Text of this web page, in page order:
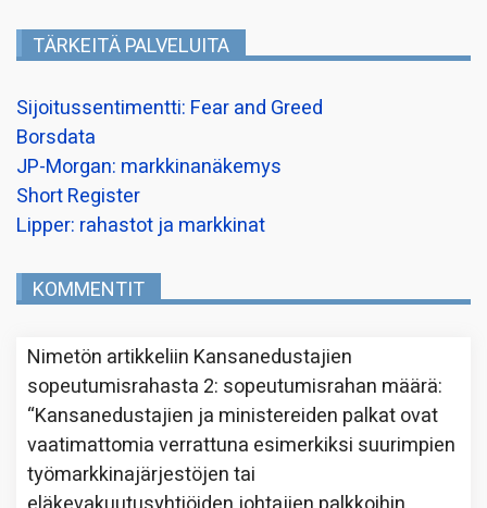
TÄRKEITÄ PALVELUITA
Sijoitussentimentti: Fear and Greed
Borsdata
JP-Morgan: markkinanäkemys
Short Register
Lipper: rahastot ja markkinat
KOMMENTIT
Nimetön artikkeliin Kansanedustajien
sopeutumisrahasta 2: sopeutumisrahan määrä:
“Kansanedustajien ja ministereiden palkat ovat
vaatimattomia verrattuna esimerkiksi suurimpien
työmarkkinajärjestöjen tai